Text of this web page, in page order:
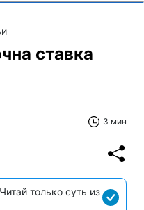
ставка
3 мин
только суть из